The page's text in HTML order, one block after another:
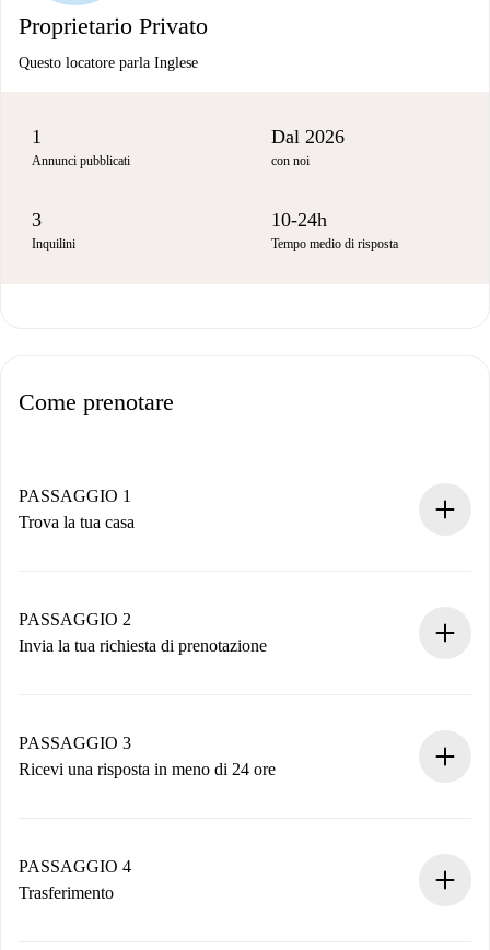
Proprietario Privato
Questo locatore parla Inglese
1
Annunci pubblicati
Dal 2026
con noi
3
Inquilini
10-24h
Tempo medio di risposta
Come prenotare
PASSAGGIO 1
Trova la tua casa
Hai tutte le informazioni necessarie in anticipo.
PASSAGGIO 2
Invia la tua richiesta di prenotazione
non accetta.
PASSAGGIO 3
Ricevi una risposta in meno di 24 ore
contatto con il proprietario.
Se rifiutata: non ti addebiteremo nulla e ti proporremo
PASSAGGIO 4
Trasferimento